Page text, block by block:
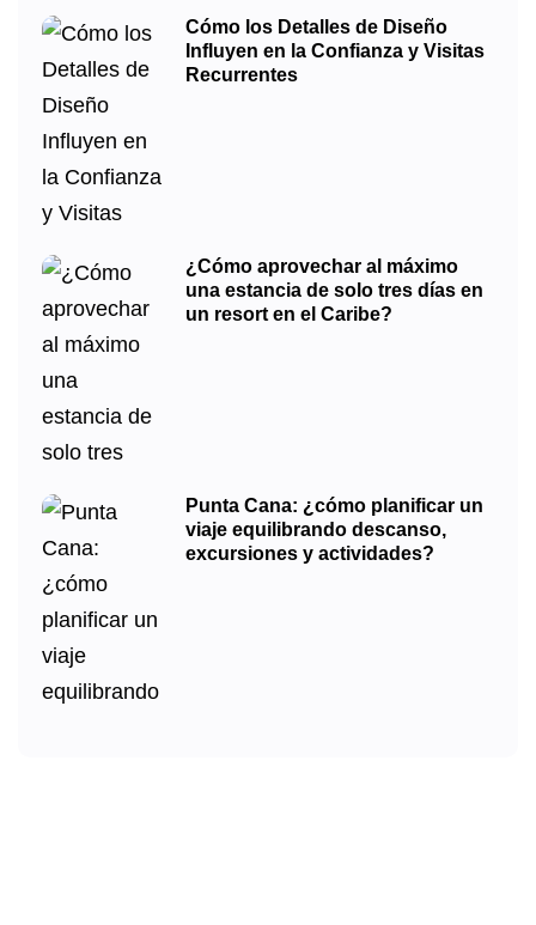
Cómo los Detalles de Diseño
Influyen en la Confianza y Visitas
Recurrentes
¿Cómo aprovechar al máximo
una estancia de solo tres días en
un resort en el Caribe?
Punta Cana: ¿cómo planificar un
viaje equilibrando descanso,
excursiones y actividades?